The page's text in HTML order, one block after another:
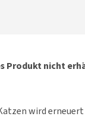
Produkt nicht
wird